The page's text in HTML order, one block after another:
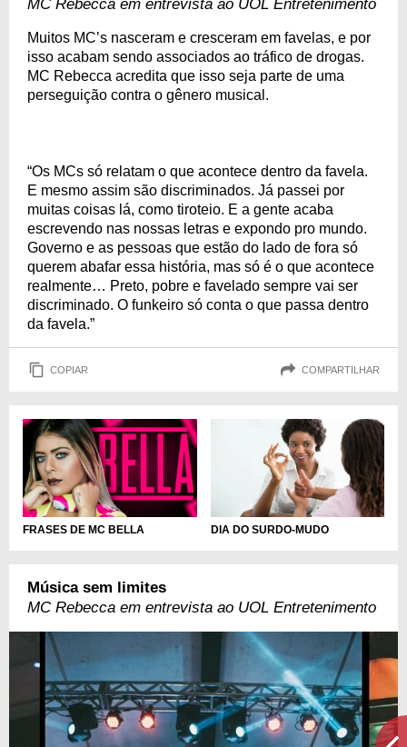
MC Rebecca em entrevista ao UOL Entretenimento
Muitos MC’s nasceram e cresceram em favelas, e por
isso acabam sendo associados ao tráfico de drogas.
MC Rebecca acredita que isso seja parte de uma
perseguição contra o gênero musical.
“Os MCs só relatam o que acontece dentro da favela.
E mesmo assim são discriminados. Já passei por
muitas coisas lá, como tiroteio. E a gente acaba
escrevendo nas nossas letras e expondo pro mundo.
Governo e as pessoas que estão do lado de fora só
querem abafar essa história, mas só é o que acontece
realmente… Preto, pobre e favelado sempre vai ser
discriminado. O funkeiro só conta o que passa dentro
da favela.”
COPIAR COMPARTILHAR
FRASES DE MC BELLA DIA DO SURDO-MUDO
Música sem limites
MC Rebecca em entrevista ao UOL Entretenimento